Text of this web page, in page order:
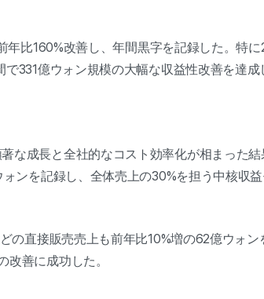
年比160%改善し、年間黒字を記録した。特
331億ウォン規模の大幅な収益性改善を達
な成長と全社的なコスト効率化が相まった
ンを記録し、全体売上の30%を担う中核収益
どの直接販売売上も前年比10%増の62億ウォ
改善に成功した。